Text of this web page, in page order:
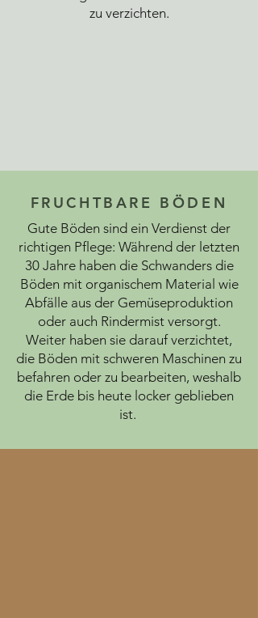
zu verzichten.
FRUCHTBARE BÖDEN
Gute Böden sind ein Verdienst der
richtigen Pflege: Während der letzten
30 Jahre haben die Schwanders die
Böden mit organischem Material wie
Abfälle aus der Gemüseproduktion
oder auch Rindermist versorgt.
Weiter haben sie darauf verzichtet,
die Böden mit schweren Maschinen zu
befahren oder zu bearbeiten, weshalb
die Erde bis heute locker geblieben
ist.